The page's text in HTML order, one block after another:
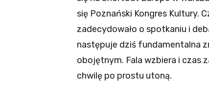
się Poznański Kongres Kultury.
zadecydowało o spotkaniu i
następuje dziś fundamentalna
obojętnym. Fala wzbiera i czas
chwilę po prostu utoną.